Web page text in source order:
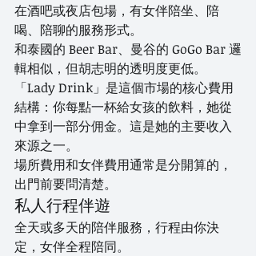
在酒吧或夜店包場，有女伴陪坐、陪
喝、陪聊的服務形式。
和泰國的 Beer Bar、曼谷的 GoGo Bar 邏
輯相似，但胡志明的透明度更低。
「Lady Drink」是這個市場的核心費用
結構：你每點一杯給女孩的飲料，她從
中拿到一部分佣金。這是她的主要收入
來源之一。
場所費用和女伴費用通常是分開算的，
出門前要問清楚。
私人行程伴遊
全天或多天的陪伴服務，行程由你決
定，女伴全程陪同。